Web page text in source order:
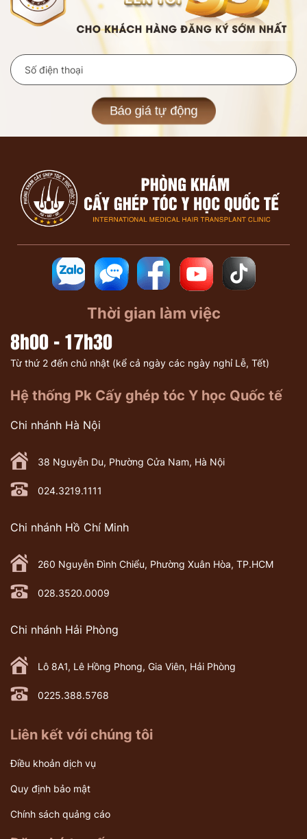
Báo giá tự động
Thời gian làm việc
8h00 - 17h30
Từ thứ 2 đến chủ nhật (kể cả ngày các ngày nghỉ Lễ, Tết)
Hệ thống Pk Cấy ghép tóc Y học Quốc tế
Chi nhánh Hà Nội
38 Nguyễn Du, Phường Cửa Nam, Hà Nội
024.3219.1111
Chi nhánh Hồ Chí Minh
260 Nguyễn Đình Chiểu, Phường Xuân Hòa, TP.HCM
028.3520.0009
Chi nhánh Hải Phòng
Lô 8A1, Lê Hồng Phong, Gia Viên, Hải Phòng
0225.388.5768
Liên kết với chúng tôi
Điều khoản dịch vụ
Quy định bảo mật
Chính sách quảng cáo